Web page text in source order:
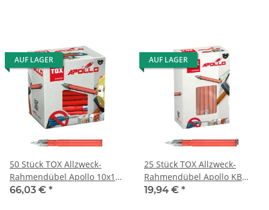
AUF LAGER
50 Stück TOX Allzweck-
Rahmendübel Apollo 10x160
mm
66,03 € *
AUF LAGER
25 Stück TOX Allzweck-
Rahmendübel Apollo KB
10x100 mm
19,94 € *